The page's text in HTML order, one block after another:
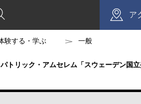
ア
験する・学ぶ 一般
パトリック・アムセレム「スウェーデン国